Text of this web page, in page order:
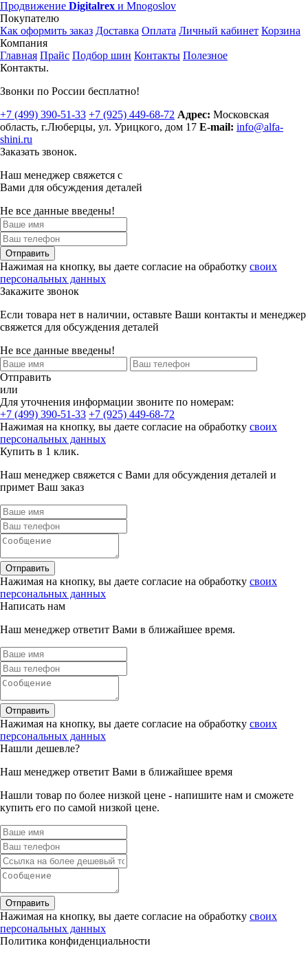
Продвижение Digitalrex и Mnogoslov
Покупателю
Как оформить заказ Доставка Оплата Личный кабинет Корзина
Компания
Главная Прайс Подбор шин Контакты Полезное
Контакты.
Звонки по России бесплатно!
+7 (499) 390-51-33 +7 (925) 449-68-72 Адрес: Московская
область, г.Люберцы, ул. Урицкого, дом 17 E-mail: info@alfa-
shini.ru
Заказать звонок.
Наш менеджер свяжется с
Вами для обсуждения деталей
Не все данные введены!
Отправить
Нажимая на кнопку, вы даете согласие на обработку своих
персональных данных
Закажите звонок
Если товара нет в наличии, оставьте Ваши контакты и менеджер
свяжется для обсуждения деталей
Не все данные введены!
Отправить
или
Для уточнения информации звоните по номерам:
+7 (499) 390-51-33 +7 (925) 449-68-72
Нажимая на кнопку, вы даете согласие на обработку своих
персональных данных
Купить в 1 клик.
Наш менеджер свяжется с Вами для обсуждения деталей и
примет Ваш заказ
Отправить
Нажимая на кнопку, вы даете согласие на обработку своих
персональных данных
Написать нам
Наш менеджер ответит Вами в ближайшее время.
Отправить
Нажимая на кнопку, вы даете согласие на обработку своих
персональных данных
Нашли дешевле?
Наш менеджер ответит Вами в ближайшее время
Нашли товар по более низкой цене - напишите нам и сможете
купить его по самой низкой цене.
Отправить
Нажимая на кнопку, вы даете согласие на обработку своих
персональных данных
Политика конфиденциальности